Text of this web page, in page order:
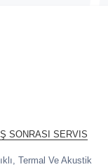
SONRASI SERVIS
Termal Ve Akustik